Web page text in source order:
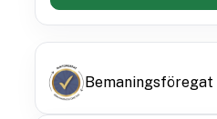
Bemaningsföregat